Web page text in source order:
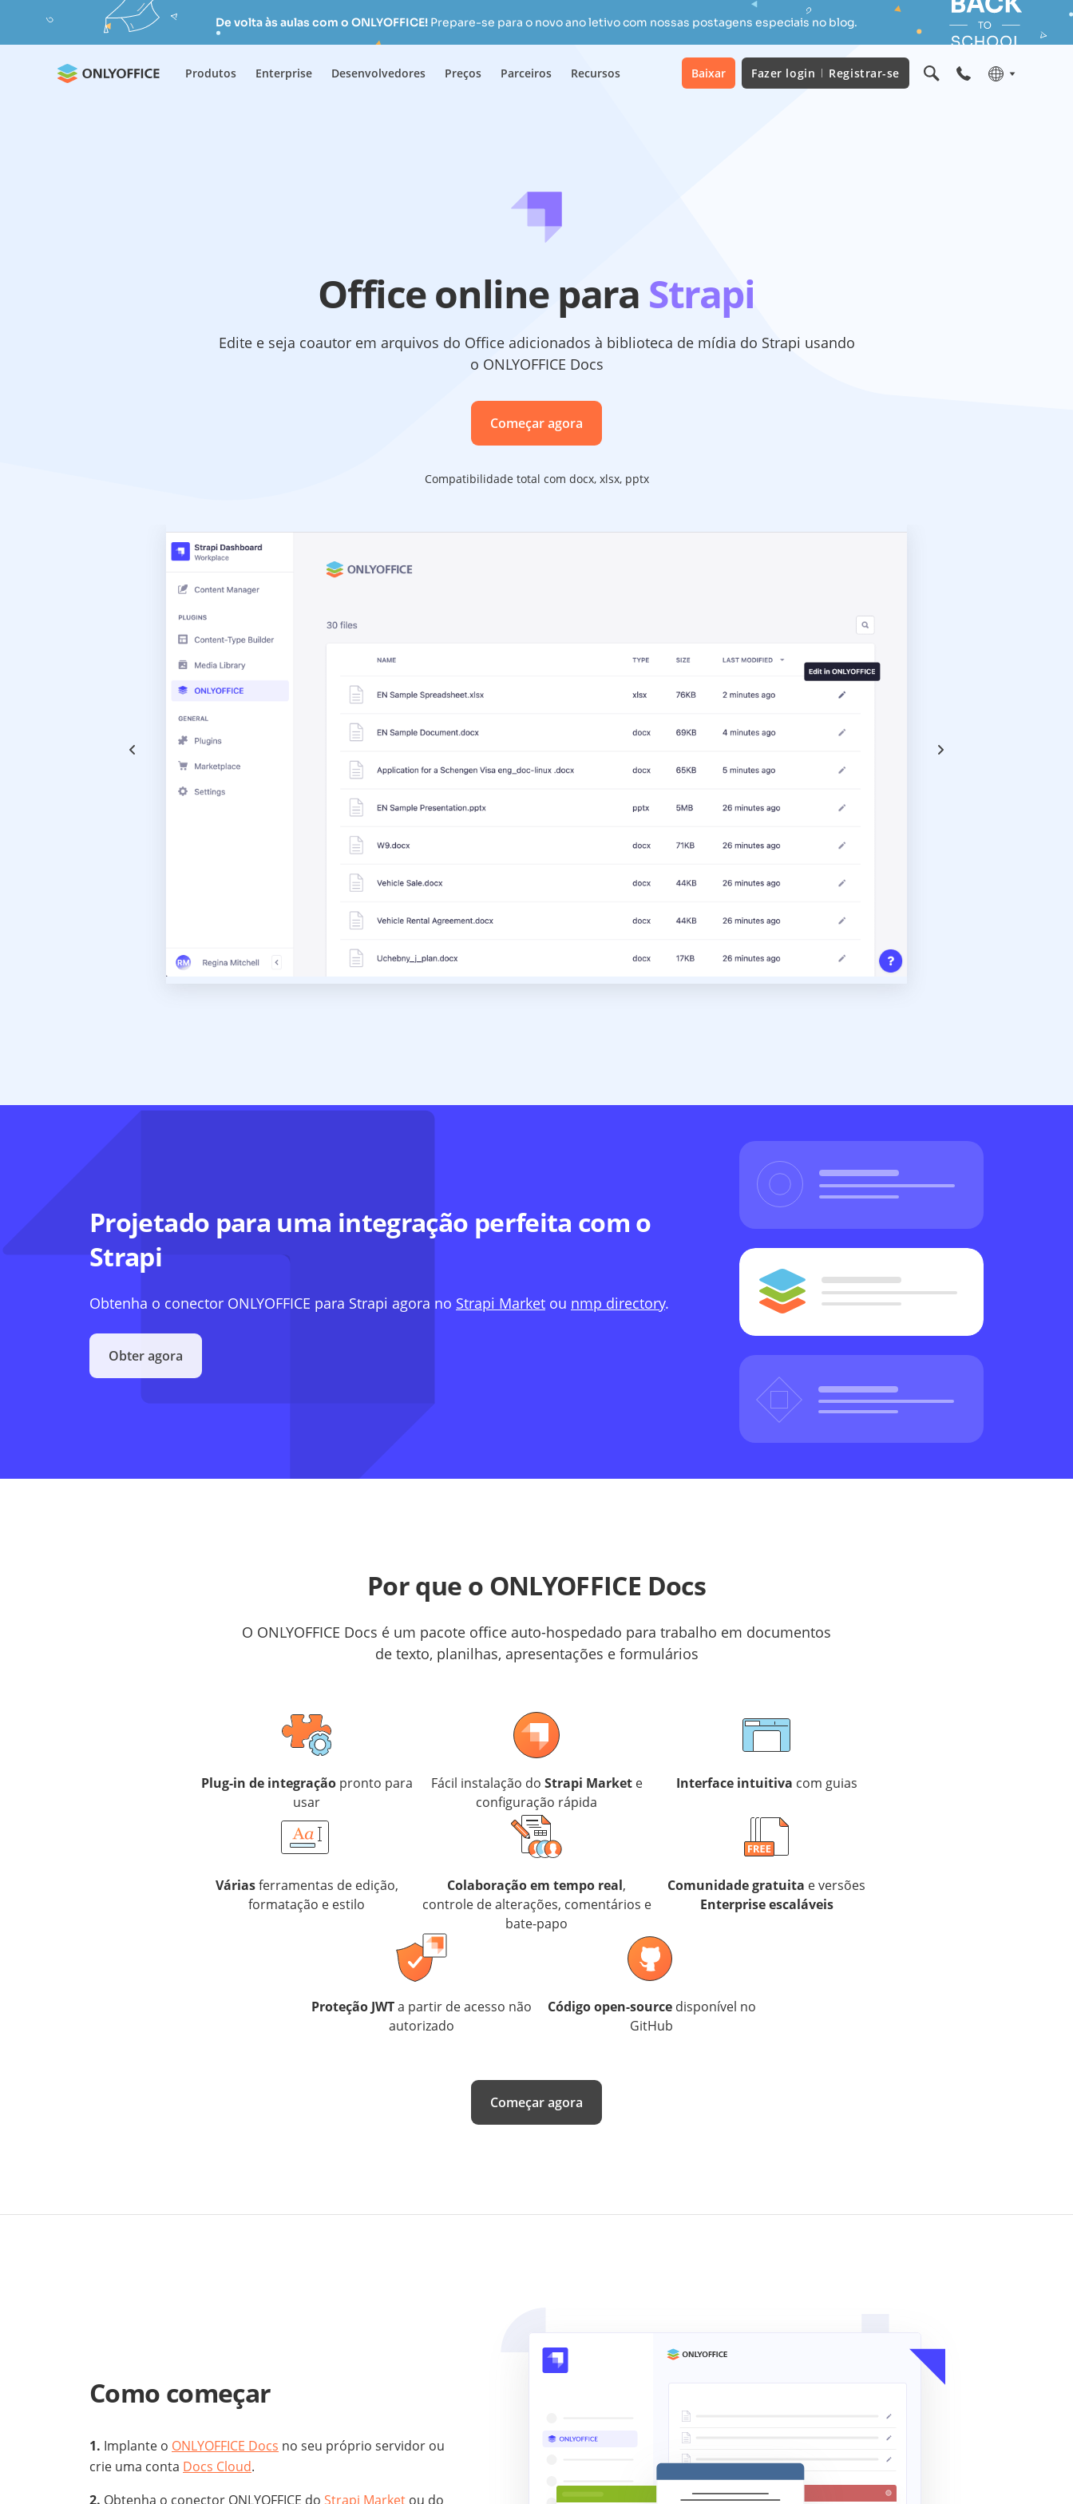
De volta às aulas com o ONLYOFFICE! Prepare-se para o novo ano letivo com nossas postagens especiais no blog.
Produtos Enterprise Desenvolvedores Preços Parceiros Recursos Baixar Fazer login Registrar-se
Office online para Strapi
Edite e seja coautor em arquivos do Office adicionados à biblioteca de mídia do Strapi usando
o ONLYOFFICE Docs
Começar agora
Compatibilidade total com docx, xlsx, pptx
Projetado para uma integração perfeita com o
Strapi
Obtenha o conector ONLYOFFICE para Strapi agora no Strapi Market ou nmp directory.
Obter agora
Por que o ONLYOFFICE Docs
O ONLYOFFICE Docs é um pacote office auto-hospedado para trabalho em documentos
de texto, planilhas, apresentações e formulários
Plug-in de integraçãopronto para
usar
Fácil instalação do Strapi Markete
configuração rápida
Interface intuitiva com guias
Váriasferramentas de edição,
formatação e estilo
Colaboração em tempo real,
controle de alterações, comentários e
bate-papo
Comunidade gratuita e versões
Enterprise escaláveis
Proteção JWTa partir de acesso não
autorizado
Código open-sourcedisponível no
GitHub
Começar agora
Como começar
Implante o ONLYOFFICE Docs no seu próprio servidor ou
crie uma conta Docs Cloud.
Obtenha o conector ONLYOFFICE do Strapi Market ou do